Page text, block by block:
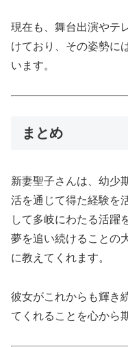
現在も、舞台出演やテ
けており、その姿勢に
います。
まとめ
新妻聖子さんは、幼少
活を通じて得た経験を
して多岐にわたる活躍
夢を追い続けることの
に教えてくれます。
彼女がこれからも輝き
てくれることを心から